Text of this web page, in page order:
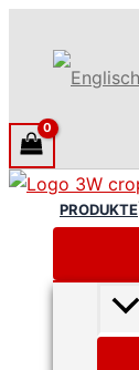
springen
PRODUKTE